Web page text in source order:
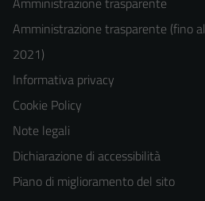
Amministrazione trasparente (fino al
2021)
Informativa privacy
Cookie Policy
Note legali
Dichiarazione di accessibilità
Piano di miglioramento del sito
Tecnici
Questi cookie
sono necessari
per il
funzionamento
del sito e non